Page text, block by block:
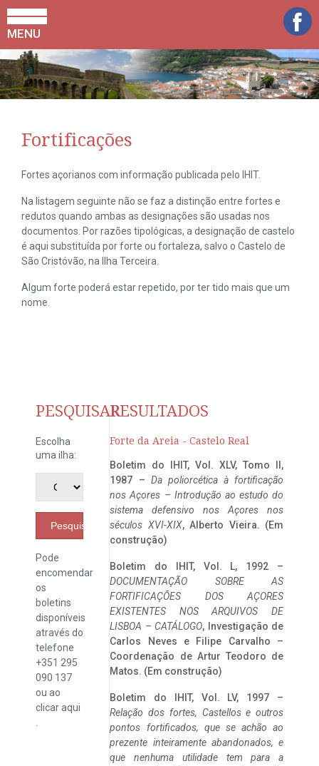
MENU
Fortificações
Fortes açorianos com informação publicada pelo IHIT.
Na listagem seguinte não se faz a distinção entre fortes e
redutos quando ambas as designações são usadas nos
documentos. Por razões tipológicas, a designação de castelo
é aqui substituída por forte ou fortaleza, salvo o Castelo de
São Cristóvão, na Ilha Terceira.
Algum forte poderá estar repetido, por ter tido mais que um
nome.
PESQUISAR
Escolha
uma ilha:
Pesquisar
Pode
encomendar
os
boletins
disponíveis
através do
telefone
+351 295
090 137
ou ao
clicaraqui
RESULTADOS
Forte da Areia - Castelo Real
Boletim do IHIT, Vol. XLV, Tomo II,
1987 – Da poliorcética à fortificação
nos Açores – Introdução ao estudo do
sistema defensivo nos Açores nos
séculos XVI-XIX, Alberto Vieira. (Em
construção)
Boletim do IHIT, Vol. L, 1992 –
DOCUMENTAÇÃO SOBRE AS
FORTIFICAÇÕES DOS AÇORES
EXISTENTES NOS ARQUIVOS DE
LISBOA – CATÁLOGO, Investigação de
Carlos Neves e Filipe Carvalho –
Coordenação de Artur Teodoro de
Matos. (Em construção)
Boletim do IHIT, Vol. LV, 1997 –
Relação dos fortes, Castellos e outros
pontos fortificados, que se achão ao
prezente inteiramente abandonados, e
que nenhuma utilidade tem para a